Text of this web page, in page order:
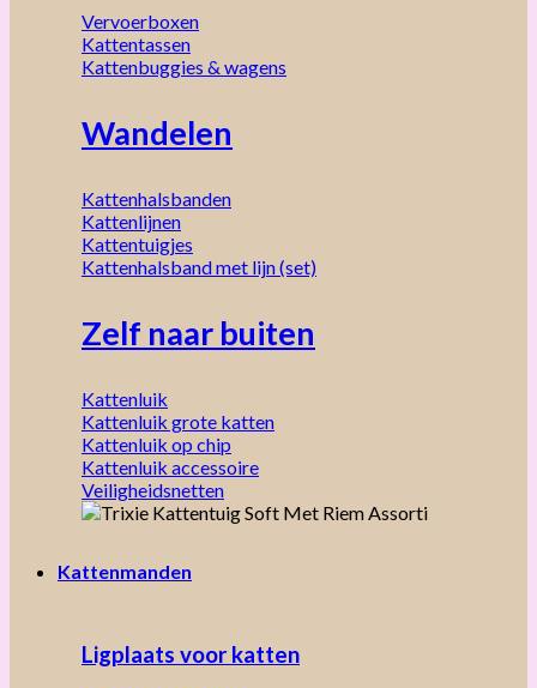
Vervoerboxen
Kattentassen
Kattenbuggies & wagens
Wandelen
Kattenhalsbanden
Kattenlijnen
Kattentuigjes
Kattenhalsband met lijn (set)
Zelf naar buiten
Kattenluik
Kattenluik grote katten
Kattenluik op chip
Kattenluik accessoire
Veiligheidsnetten
Kattenmanden
Ligplaats voor katten